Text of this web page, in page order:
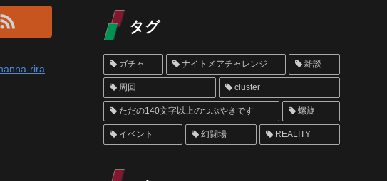
rira
タグ
ガチャ ナイトメアチャレンジ 雑談
周回 cluster
ただの140文字以上のつぶやきです 螺旋
イベント 幻闘場 REALITY